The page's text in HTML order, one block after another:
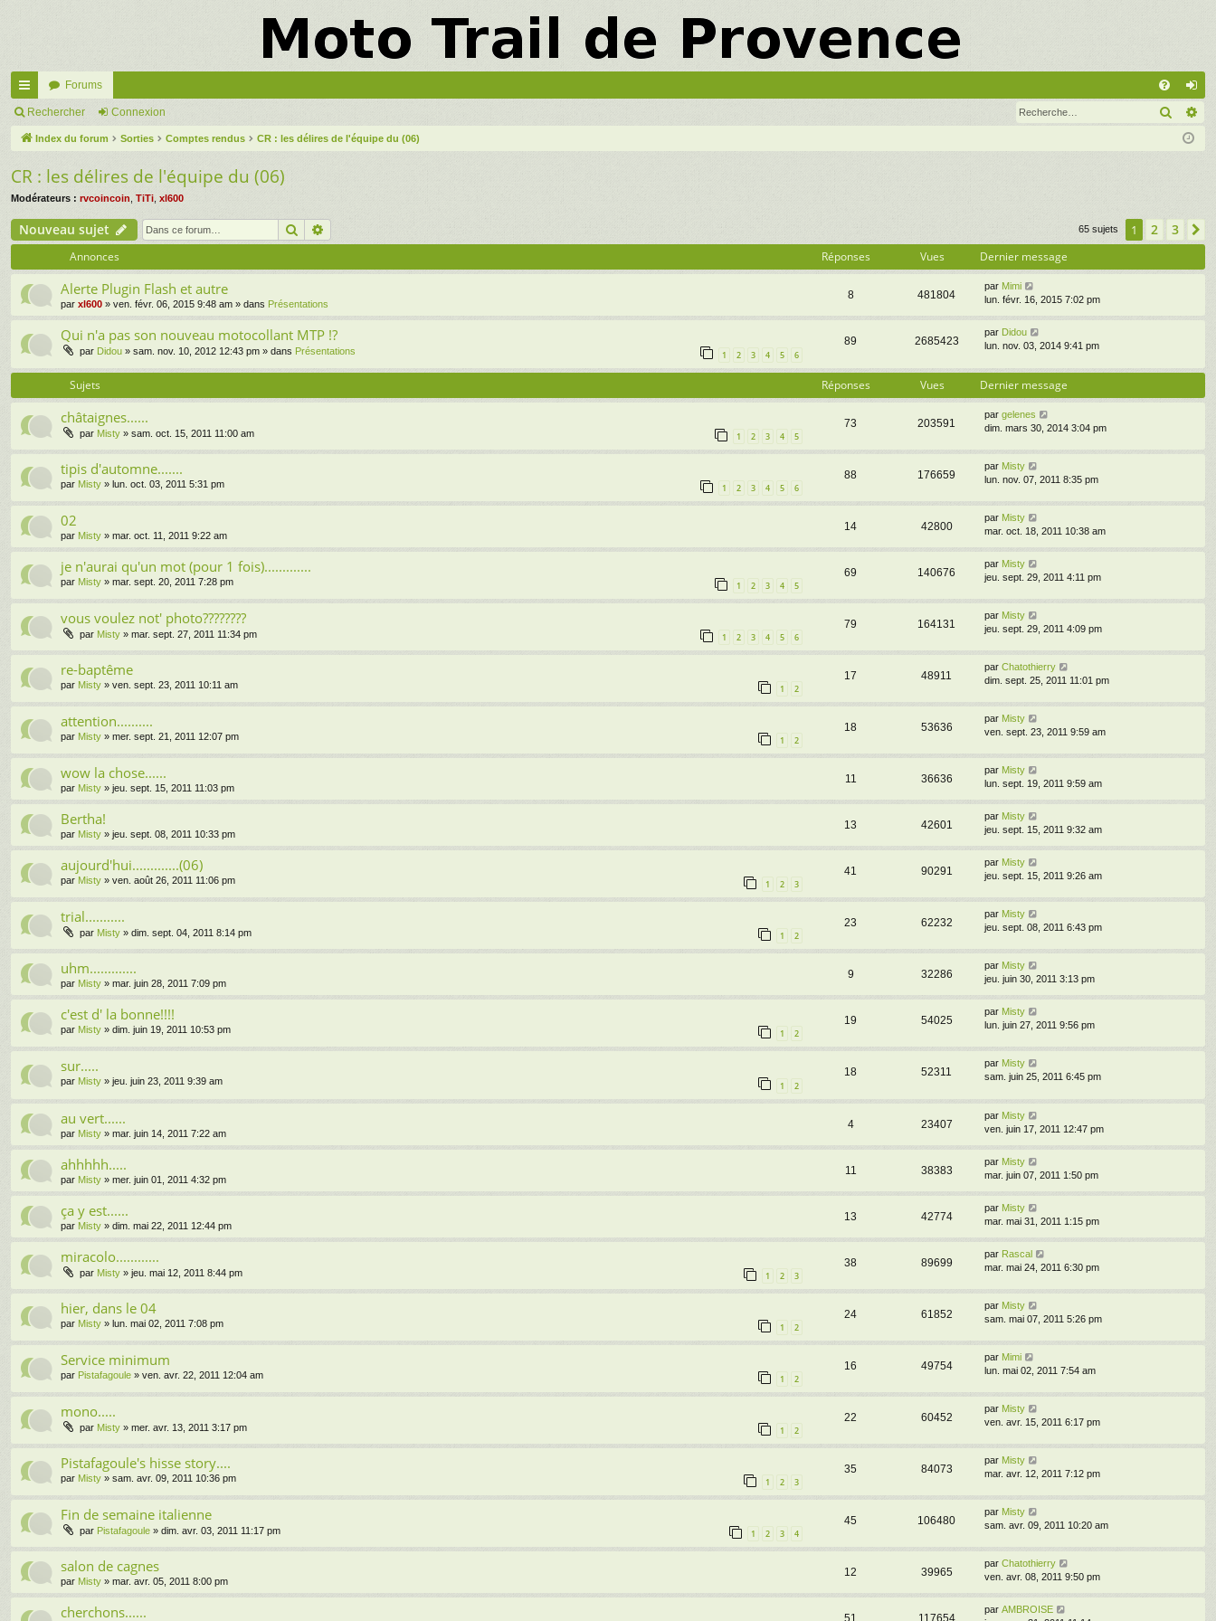
cc
ès
pi
de
Forums
FA on
ne
Rechercher Connexion
Index du forum Sorties Comptes rendus CR : les délires de l'équipe du (06)
CR : les délires de l'équipe du (06)
Modérateurs : rvcoincoin TiTi xl600
Nouveau sujet Rechercher 65 sujets 1 2 3
Annonces Réponses Vues Dernier message
Alerte Plugin Flash et autre
par xl600 » ven. févr. 06, 2015 9:48 am » dans Présentations
8 481804
par Mimi
lun. févr. 16, 2015 7:02 pm
Qui n'a pas son nouveau motocollant MTP !?
par Didou » sam. nov. 10, 2012 12:43 pm » dans Présentations 1 2 3 4 5 6
89 2685423
par Didou
lun. nov. 03, 2014 9:41 pm
Sujets Réponses Vues Dernier message
châtaignes......
par Misty » sam. oct. 15, 2011 11:00 am 1 2 3 4 5
73 203591
par gelenes
dim. mars 30, 2014 3:04 pm
tipis d'automne.......
par Misty » lun. oct. 03, 2011 5:31 pm 1 2 3 4 5 6
88 176659
par Misty
lun. nov. 07, 2011 8:35 pm
02
par Misty » mar. oct. 11, 2011 9:22 am
14 42800
par Misty
mar. oct. 18, 2011 10:38 am
je n'aurai qu'un mot (pour 1 fois).............
par Misty » mar. sept. 20, 2011 7:28 pm 1 2 3 4 5
69 140676
par Misty
jeu. sept. 29, 2011 4:11 pm
vous voulez not' photo????????
par Misty » mar. sept. 27, 2011 11:34 pm 1 2 3 4 5 6
79 164131
par Misty
jeu. sept. 29, 2011 4:09 pm
re-baptême
par Misty » ven. sept. 23, 2011 10:11 am 1 2
17 48911
par Chatothierry
dim. sept. 25, 2011 11:01 pm
attention..........
par Misty » mer. sept. 21, 2011 12:07 pm 1 2
18 53636
par Misty
ven. sept. 23, 2011 9:59 am
wow la chose......
par Misty » jeu. sept. 15, 2011 11:03 pm
11 36636
par Misty
lun. sept. 19, 2011 9:59 am
Bertha!
par Misty » jeu. sept. 08, 2011 10:33 pm
13 42601
par Misty
jeu. sept. 15, 2011 9:32 am
aujourd'hui.............(06)
par Misty » ven. août 26, 2011 11:06 pm 1 2 3
41 90291
par Misty
jeu. sept. 15, 2011 9:26 am
trial...........
par Misty » dim. sept. 04, 2011 8:14 pm 1 2
23 62232
par Misty
jeu. sept. 08, 2011 6:43 pm
uhm.............
par Misty » mar. juin 28, 2011 7:09 pm
9 32286
par Misty
jeu. juin 30, 2011 3:13 pm
c'est d' la bonne!!!!
par Misty » dim. juin 19, 2011 10:53 pm 1 2
19 54025
par Misty
lun. juin 27, 2011 9:56 pm
sur.....
par Misty » jeu. juin 23, 2011 9:39 am 1 2
18 52311
par Misty
sam. juin 25, 2011 6:45 pm
au vert......
par Misty » mar. juin 14, 2011 7:22 am
4 23407
par Misty
ven. juin 17, 2011 12:47 pm
ahhhhh.....
par Misty » mer. juin 01, 2011 4:32 pm
11 38383
par Misty
mar. juin 07, 2011 1:50 pm
ça y est......
par Misty » dim. mai 22, 2011 12:44 pm
13 42774
par Misty
mar. mai 31, 2011 1:15 pm
miracolo............
par Misty » jeu. mai 12, 2011 8:44 pm 1 2 3
38 89699
par Rascal
mar. mai 24, 2011 6:30 pm
hier, dans le 04
par Misty » lun. mai 02, 2011 7:08 pm 1 2
24 61852
par Misty
sam. mai 07, 2011 5:26 pm
Service minimum
par Pistafagoule » ven. avr. 22, 2011 12:04 am 1 2
16 49754
par Mimi
lun. mai 02, 2011 7:54 am
mono.....
par Misty » mer. avr. 13, 2011 3:17 pm 1 2
22 60452
par Misty
ven. avr. 15, 2011 6:17 pm
Pistafagoule's hisse story....
par Misty » sam. avr. 09, 2011 10:36 pm 1 2 3
35 84073
par Misty
mar. avr. 12, 2011 7:12 pm
Fin de semaine italienne
par Pistafagoule » dim. avr. 03, 2011 11:17 pm 1 2 3 4
45 106480
par Misty
sam. avr. 09, 2011 10:20 am
salon de cagnes
par Misty » mar. avr. 05, 2011 8:00 pm
12 39965
par Chatothierry
ven. avr. 08, 2011 9:50 pm
cherchons...... 51 117654
par AMBROISE